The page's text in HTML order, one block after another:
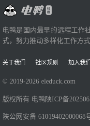
电鸭是国内最早的远程工作
式，努力推动多样化工作方
关于我们 社区规则 加入我们
© 2019-2026 eleduck.com
版权所有 电鸭 陕ICP备
陕公网安备 61019402000068